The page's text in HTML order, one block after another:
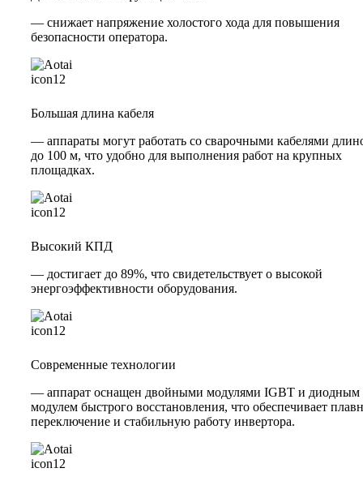
— снижает напряжение холостого хода для повышения
безопасности оператора.
Большая длина кабеля
— аппараты могут работать со сварочными кабелями
до 100 м, что удобно для выполнения работ на крупных
площадках.
Высокий КПД
— достигает до 89%, что свидетельствует о высокой
энергоэффективности оборудования.
Современные технологии
— аппарат оснащен двойными модулями IGBT и диодным
модулем быстрого восстановления, что обеспечивает
переключение и стабильную работу инвертора.